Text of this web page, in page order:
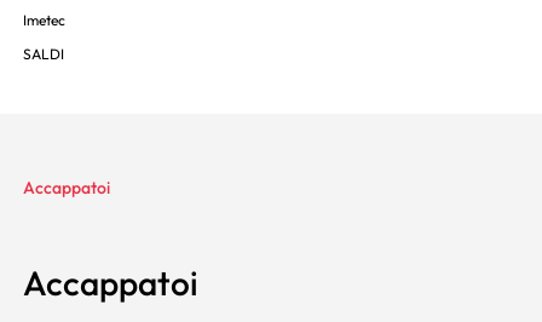
Imetec
SALDI
Accappatoi
Accappatoi